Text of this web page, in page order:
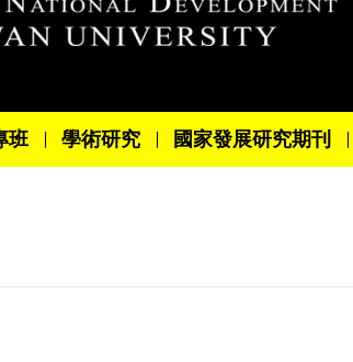
班 學術研究 國家發展研究期刊